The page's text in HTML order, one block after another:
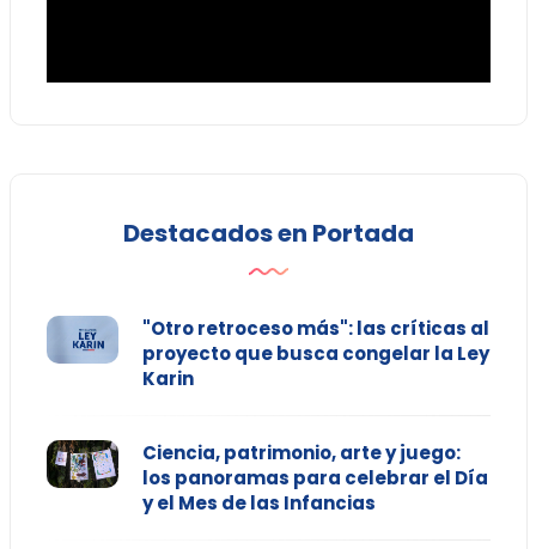
Destacados en Portada
"Otro retroceso más": las críticas al
proyecto que busca congelar la Ley
Karin
Ciencia, patrimonio, arte y juego:
los panoramas para celebrar el Día
y el Mes de las Infancias